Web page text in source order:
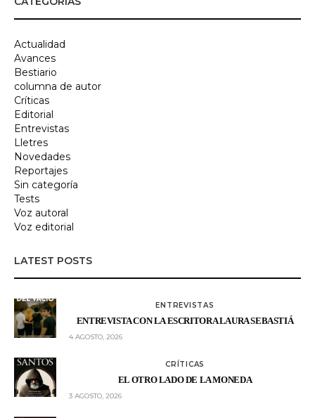
Actualidad
Avances
Bestiario
columna de autor
Críticas
Editorial
Entrevistas
Lletres
Novedades
Reportajes
Sin categoría
Tests
Voz autoral
Voz editorial
LATEST POSTS
ENTREVISTAS
ENTREVISTA CON LA ESCRITORA LAURA SEBASTIÁ
4 AGOSTO, 2026
CRÍTICAS
EL OTRO LADO DE LA MONEDA
3 AGOSTO, 2026